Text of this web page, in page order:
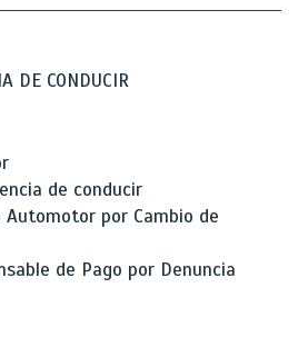
DE CONDUCIR
de conducir
por Cambio de
de Pago por Denuncia